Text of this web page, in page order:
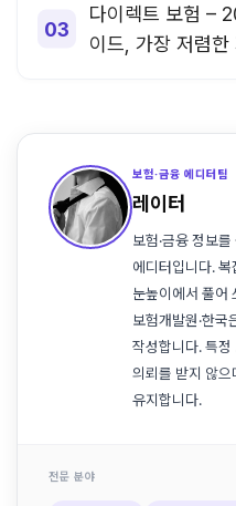
다이렉트 보험 –
이드, 가장 저렴한
보험·금융 에디터팀
레이터
보험·금융 정보
에디터입니다.
눈높이에서 풀어
보험개발원·한국
작성합니다. 특정
의뢰를 받지 않
유지합니다.
전문 분야